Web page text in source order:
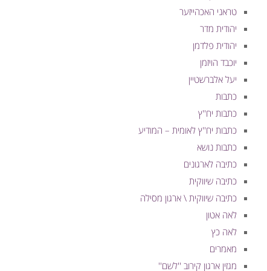
טראני האכהייזער
יהודית מדר
יהודית פלדמן
יוכבד הויזמן
יעל אלברשטיין
כתבות
כתבות יח''ץ
כתבות יח''ץ לאומית – המודיע
כתבות נושא
כתיבה לארגונים
כתיבה שיווקית
כתיבה שיווקית \ ארגון מסילה
לאה אטון
לאה כץ
מאמרים
מגזין ארגון קירוב ''לשם''